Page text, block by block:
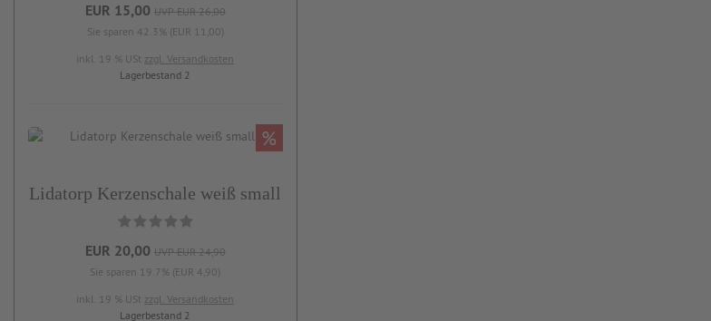
EUR 15,00 UVP EUR 26,00
Sie sparen 42.3% (EUR 11,00)
inkl. 19 % USt zzgl. Versandkosten
Lagerbestand 2
Lidatorp Kerzenschale weiß small
EUR 20,00 UVP EUR 24,90
Sie sparen 19.7% (EUR 4,90)
inkl. 19 % USt zzgl. Versandkosten
Lagerbestand 2
%